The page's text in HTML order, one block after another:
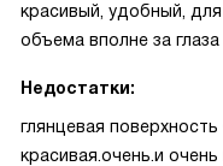
красивый, удобный,
объема вполне за
Недостатки:
глянцевая
красивая.очень.и